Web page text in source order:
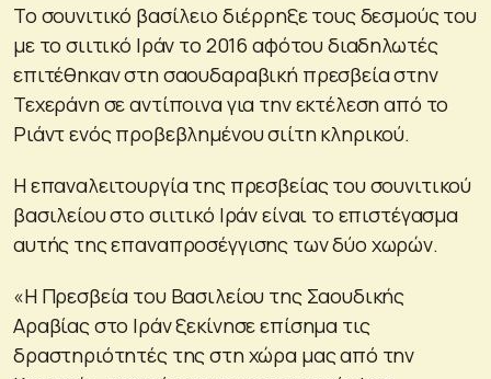
Το σουνιτικό βασίλειο διέρρηξε τους δεσμούς του
με το σιιτικό Ιράν το 2016 αφότου διαδηλωτές
επιτέθηκαν στη σαουδαραβική πρεσβεία στην
Τεχεράνη σε αντίποινα για την εκτέλεση από το
Ριάντ ενός προβεβλημένου σιίτη κληρικού.
Η επαναλειτουργία της πρεσβείας του σουνιτικού
βασιλείου στο σιιτικό Ιράν είναι το επιστέγασμα
αυτής της επαναπροσέγγισης των δύο χωρών.
«Η Πρεσβεία του Βασιλείου της Σαουδικής
Αραβίας στο Ιράν ξεκίνησε επίσημα τις
δραστηριότητές της στη χώρα μας από την